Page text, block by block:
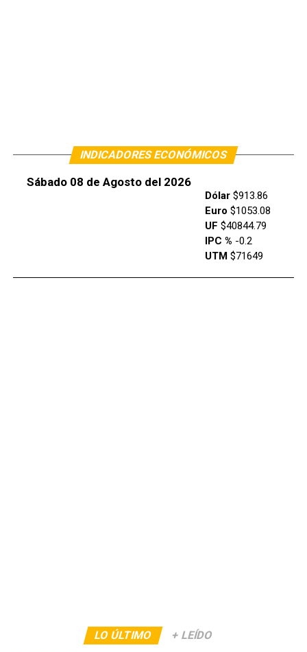
INDICADORES ECONÓMICOS
Sábado 08 de Agosto del 2026
Dólar$913.86
Euro $1053.08
UF $40844.79
IPC % -0.2
UTM$71649
LO ÚLTIMO + LEÍDO